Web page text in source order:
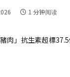
1 分钟阅读